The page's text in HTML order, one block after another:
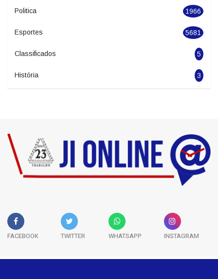
Politica 1966
Esportes 5681
Classificados 5
História 3
FACEBOOK TWITTER WHATSAPP INSTAGRAM